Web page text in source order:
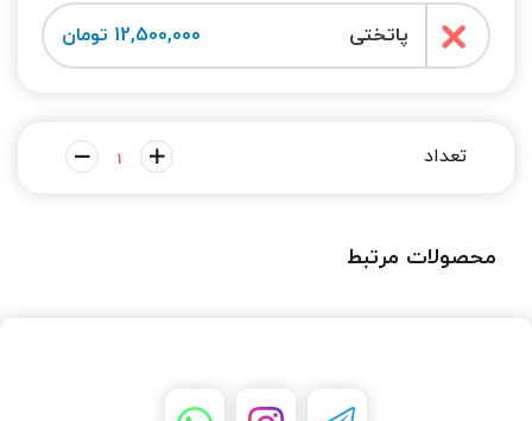
پاتختی 12,500,000 تومان
محصولات مرتبط